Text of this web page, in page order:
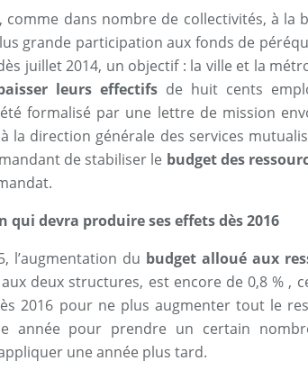
comme dans nombre de collectivités, à la
grande participation aux fonds de
juillet 2014, un objectif : la ville et la
leurs effectifs de huit cents
formalisé par une lettre de mission
la direction générale des services
de stabiliser le budget des
qui devra produire ses effets dès 2016
l’augmentation du budget alloué aux
deux structures, est encore de 0,8 % ,
2016 pour ne plus augmenter tout le
année pour prendre un certain
une année plus tard.